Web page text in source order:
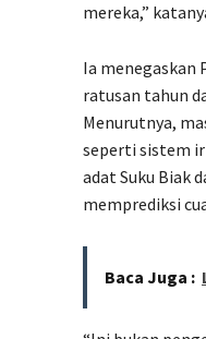
mereka,”
Ia menegaskan
ratusan tahun
Menurutnya,
seperti sistem
adat Suku Biak
memprediksi
Baca Juga :